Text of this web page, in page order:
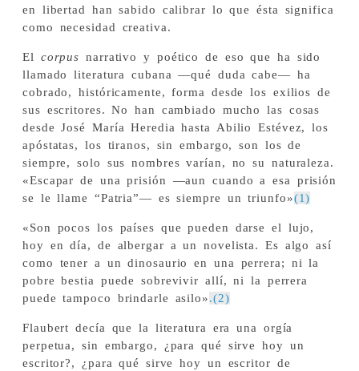
en libertad han sabido calibrar lo que ésta significa
como necesidad creativa.
El corpusnarrativo y poético de eso que ha sido
llamado literatura cubana —qué duda cabe— ha
cobrado, históricamente, forma desde los exilios de
sus escritores. No han cambiado mucho las cosas
desde José María Heredia hasta Abilio Estévez, los
apóstatas, los tiranos, sin embargo, son los de
siempre, solo sus nombres varían, no su naturaleza.
«Escapar de una prisión —aun cuando a esa prisión
se le llame “Patria”— es siempre un triunfo»(1)
«Son pocos los países que pueden darse el lujo,
hoy en día, de albergar a un novelista. Es algo así
como tener a un dinosaurio en una perrera; ni la
pobre bestia puede sobrevivir allí, ni la perrera
puede tampoco brindarle asilo».(2)
Flaubert decía que la literatura era una orgía
perpetua, sin embargo, ¿para qué sirve hoy un
escritor?, ¿para qué sirve hoy un escritor de